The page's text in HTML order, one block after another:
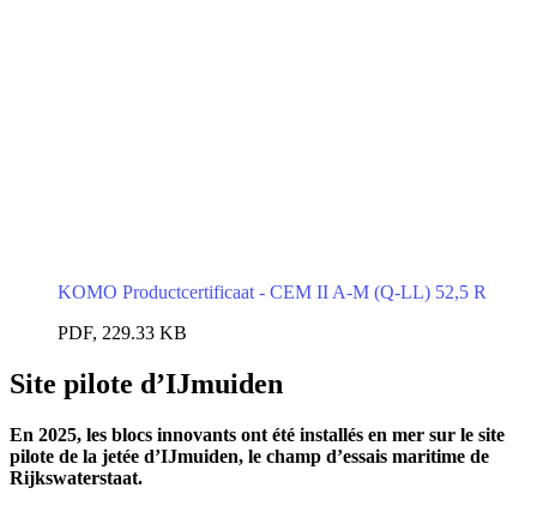
KOMO Productcertificaat - CEM II A-M (Q-LL) 52,5 R
PDF, 229.33 KB
Site pilote d’IJmuiden
En 2025, les blocs innovants ont été installés en mer sur le site
pilote de la jetée d’IJmuiden, le champ d’essais maritime de
Rijkswaterstaat.